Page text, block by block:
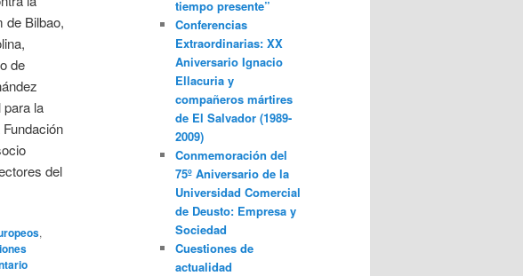
de Bilbao,
de
la
del
,
tiempo presente”
Conferencias
Extraordinarias: XX
Aniversario Ignacio
Ellacuria y
compañeros mártires
de El Salvador (1989-
2009)
Conmemoración del
75º Aniversario de la
Universidad Comercial
de Deusto: Empresa y
Sociedad
Cuestiones de
actualidad